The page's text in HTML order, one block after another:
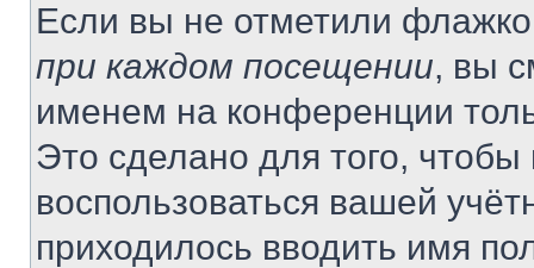
Если вы не отметили
при каждом посещении, вы
именем на конференции
Это сделано для того, чтобы
воспользоваться вашей
приходилось вводить имя